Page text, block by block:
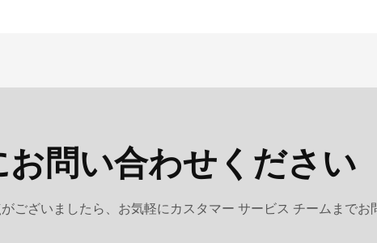
お問い合わせください
ございましたら、お気軽にカスタマー サービス チームまでお